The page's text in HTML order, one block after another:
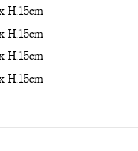
H.15cm
H.15cm
H.15cm
H.15cm